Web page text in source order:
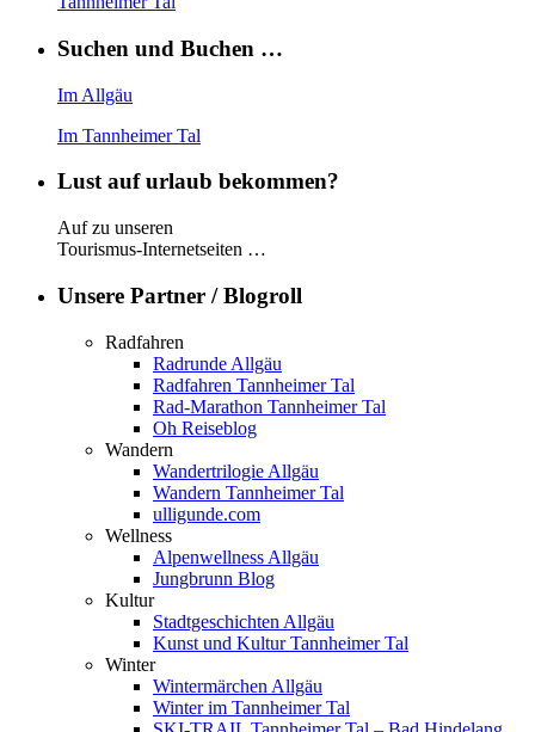
Suchen und Buchen …
Im Allgäu
Im Tannheimer Tal
Lust auf urlaub bekommen?
Auf zu unseren
Tourismus-Internetseiten …
Unsere Partner / Blogroll
Radfahren
Radrunde Allgäu
Radfahren Tannheimer Tal
Rad-Marathon Tannheimer Tal
Oh Reiseblog
Wandern
Wandertrilogie Allgäu
Wandern Tannheimer Tal
ulligunde.com
Wellness
Alpenwellness Allgäu
Jungbrunn Blog
Kultur
Stadtgeschichten Allgäu
Kunst und Kultur Tannheimer Tal
Winter
Wintermärchen Allgäu
Winter im Tannheimer Tal